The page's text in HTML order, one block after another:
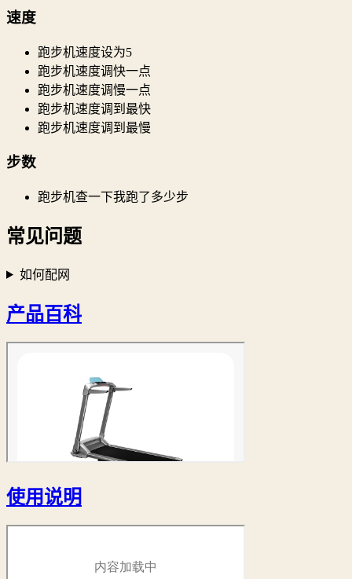
速度
跑步机速度设为5
跑步机速度调快一点
跑步机速度调慢一点
跑步机速度调到最快
跑步机速度调到最慢
步数
跑步机查一下我跑了多少步
常见问题
如何配网
产品百科
使用说明